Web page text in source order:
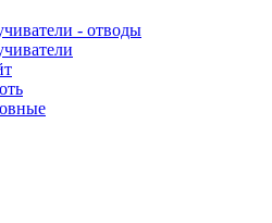
- отводы